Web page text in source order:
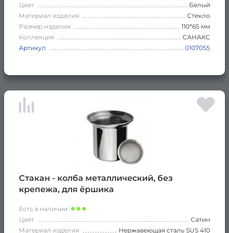
Цвет
Белый
Материал изделия
Стекло
Размер изделия
110*65 мм
Коллекция
САНАКС
Артикул
0107055
Стакан - колба металлический, без
крепежа, для ёршика
Есть в наличии
Цвет
Сатин
Материал изделия
Нержавеющая сталь SUS 410